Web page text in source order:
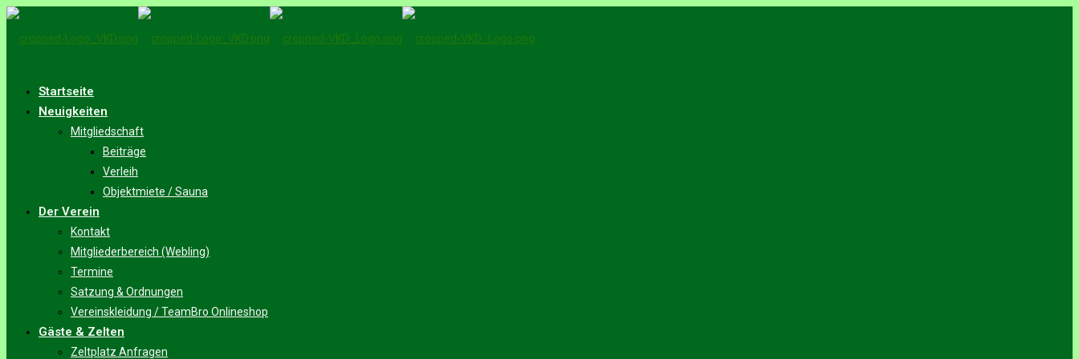
Startseite
Neuigkeiten
Mitgliedschaft
Beiträge
Verleih
Objektmiete / Sauna
Der Verein
Kontakt
Mitgliederbereich (Webling)
Termine
Satzung & Ordnungen
Vereinskleidung / TeamBro Onlineshop
Gäste & Zelten
Zeltplatz Anfragen